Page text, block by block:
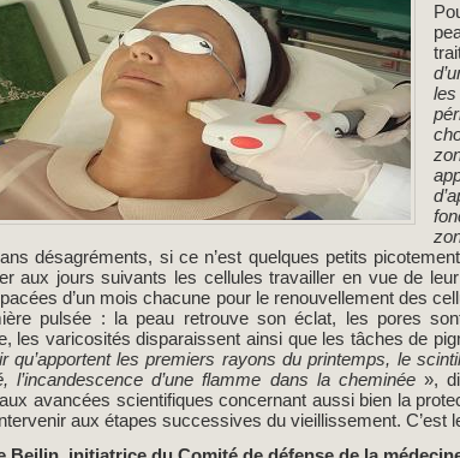
désagréments, si ce n’est quelques petits
aux jours suivants les cellules travailler en vue de
d’un mois chacune pour le renouvellement des
pulsée : la peau retrouve son éclat, les pores
les varicosités disparaissent ainsi que les tâches de
qu’apportent les premiers rayons du printemps, le
l’incandescence d’une flamme dans la cheminée »,
avancées scientifiques concernant aussi bien la
aux étapes successives du vieillissement. C’est